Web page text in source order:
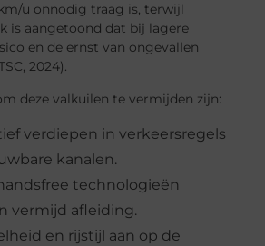
u onnodig traag is, terwijl
is aangetoond dat bij lagere
en de ernst van ongevallen
2024).
deze valkuilen te vermijden zijn:
verdiepen in verkeersregels
kanalen.
technologieën
vermijd afleiding.
en rijstijl aan op de